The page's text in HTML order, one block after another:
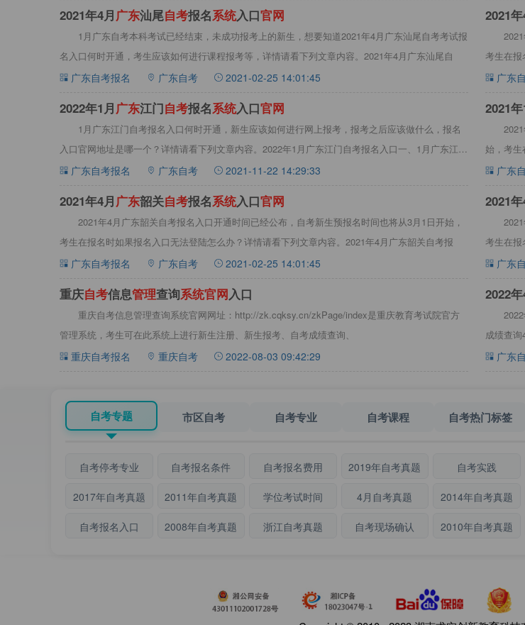
2021年4月广东汕尾自考报名系统入口官网
1月广东自考本科考试已经结束，未成功报考上的新生，想要知道2021年4月广东汕尾自考考试报
名入口何时开通，考生应该如何进行课程报考等，详情请看下列文章内容。2021年4月广东汕尾自
广东自考报名 广东自考 2021-02-25 14:01:45
2021年
考生在
广东
​2022年1月广东江门自考报名系统入口官网
1月广东江门自考报名入口何时开通，新生应该如何进行网上报考，报考之后应该做什么，报名
入口官网地址是哪一个？详情请看下列文章内容。2022年1月广东江门自考报名入口一、1月广东江门
自 广东自考报名 广东自考 2021-11-22 14:29:33
2021年
始，考
广东
2021年4月广东韶关自考报名系统入口官网
2021年4月广东韶关自考报名入口开通时间已经公布，自考新生预报名时间也将从3月1日开始，
考生在报名时如果报名入口无法登陆怎么办？详情请看下列文章内容。2021年4月广东韶关自考报
广东自考报名 广东自考 2021-02-25 14:01:45
2021年
考生在
广东
重庆自考信息管理查询系统官网入口
重庆自考信息管理查询系统官网网址：http://zk.cqksy.cn/zkPage/index是重庆教育考试院官方
管理系统，考生可在此系统上进行新生注册、新生报考、自考成绩查询、
重庆自考报名 重庆自考 2022-08-03 09:42:29
2022
成绩查询
广东
自考专题 市区自考 自考专业 自考课程 自考热门标签
自考停考专业 自考报名条件 自考报名费用 2019年自考真题 自考实践
2017年自考真题 2011年自考真题 学位考试时间 4月自考真题 2014年自考真题
自考报名入口 2008年自考真题 浙江自考真题 自考现场确认 2010年自考真题